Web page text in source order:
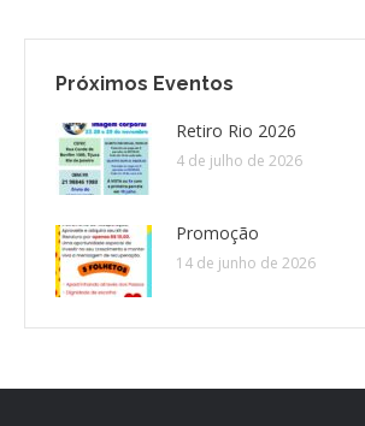
Próximos Eventos
Retiro Rio 2026
4 de julho de 2026
Promoção
14 de junho de 2026